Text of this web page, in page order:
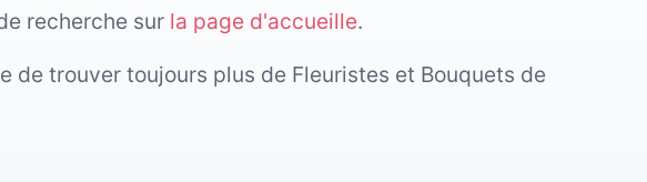
recherche sur la page d'accueille.
de trouver toujours plus de Fleuristes et Bouquets de